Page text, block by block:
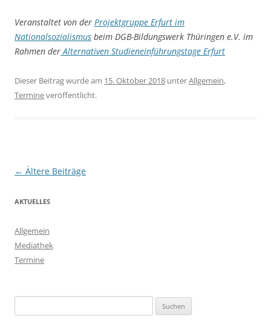
Veranstaltet von der Projektgruppe Erfurt im
Nationalsozialismus beim DGB-Bildungswerk Thüringen e.V. im
Rahmen derAlternativen Studieneinführungstage Erfurt
Dieser Beitrag wurde am 15. Oktober 2018 unterAllgemein,
Termineveröffentlicht.
Beitragsnavigation
← Ältere Beiträge
AKTUELLES
Allgemein
Mediathek
Termine
nach: